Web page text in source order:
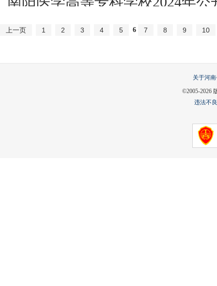
上一页 1 2 3 4 5 6 7 8 9 10
关于河
©2005-2026
违法不